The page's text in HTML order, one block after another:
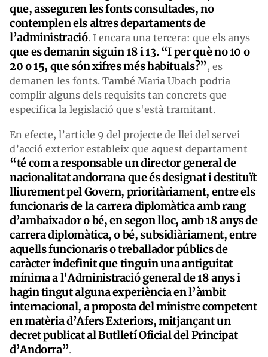
que, asseguren les fonts consultades, no
contemplen els altres departaments de
l’administració. I encara una tercera: que els anys
que es demanin siguin 18 i 13. “I per què no 10 o
20 o 15, que són xifres més habituals?”, es
demanen les fonts. També Maria Ubach podria
complir alguns dels requisits tan concrets que
especifica la legislació que s'està tramitant.
En efecte, l’article 9 del projecte de llei del servei
d’acció exterior estableix que aquest departament
“té com a responsable un director general de
nacionalitat andorrana que és designat i destituït
lliurement pel Govern, prioritàriament, entre els
funcionaris de la carrera diplomàtica amb rang
d’ambaixador o bé, en segon lloc, amb 18 anys de
carrera diplomàtica, o bé, subsidiàriament, entre
aquells funcionaris o treballador públics de
caràcter indefinit que tinguin una antiguitat
mínima a l’Administració general de 18 anys i
hagin tingut alguna experiència en l’àmbit
internacional, a proposta del ministre competent
en matèria d’Afers Exteriors, mitjançant un
decret publicat al Butlletí Oficial del Principat
d’Andorra”.